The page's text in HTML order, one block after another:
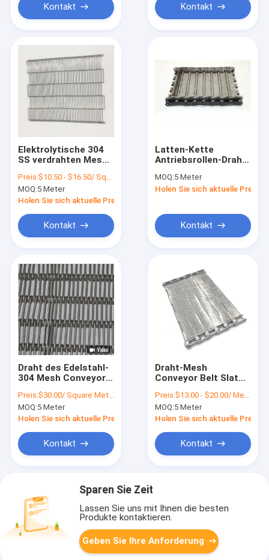
Kontakt Kontakt
Elektrolytische 304
SS verdrahten Mesh
Horseshoe Metal-
Förderband-Masche
Preis:$10.50 - $16.50/ Square Meter|50 Square Meter/Square Meters(Min. Order)
MOQ:5 Meter
Holen Sie sich aktuelle Preis
Kontakt
Latten-Kette
Antriebsrollen-Draht-
SS mit Zubehör
MOQ:5 Meter
Holen Sie sich aktuelle Preis
Kontakt
Draht des Edelstahl-
304 Mesh Conveyor
Preis:$30.00/ Square Meter 50 Square Meters(Min. Order)
MOQ:5 Meter
Holen Sie sich aktuelle Preis
Kontakt
Draht-Mesh
Conveyor Belt Slat
hohen Temperatur
Preis:$13.00 - $20.00/ Meter|5 Meter/Meters(Min. Order)
MOQ:5 Meter
Holen Sie sich aktuelle Preis
Kontakt
Sparen Sie Zeit
Lassen Sie uns mit Ihnen die besten
Produkte kontaktieren.
Geben Sie Ihre Anforderung